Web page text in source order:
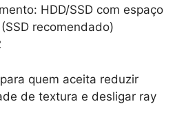
HDD/SSD com espaço
recomendado)
quem aceita reduzir
de textura e desligar ray